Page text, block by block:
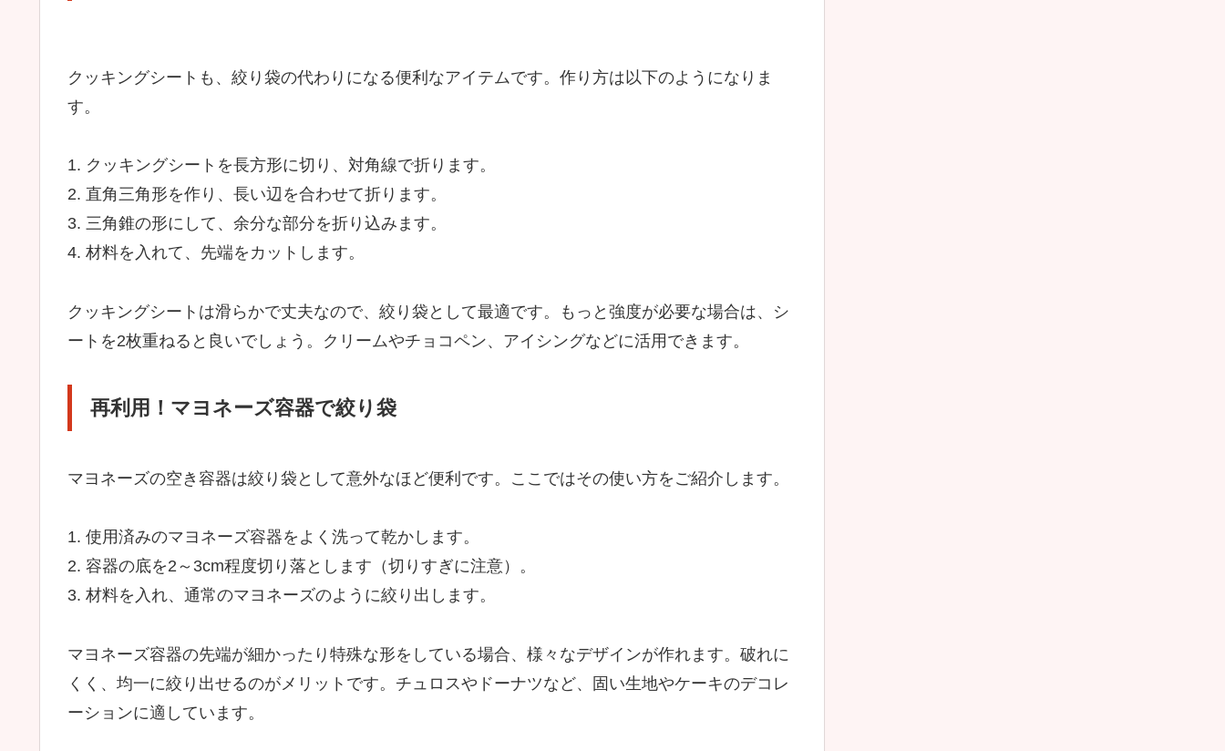
クッキングシートも、絞り袋の代わりになる便利なアイテムです。作り方は以下のようになりま
す。
1. クッキングシートを長方形に切り、対角線で折ります。
2. 直角三角形を作り、長い辺を合わせて折ります。
3. 三角錐の形にして、余分な部分を折り込みます。
4. 材料を入れて、先端をカットします。
クッキングシートは滑らかで丈夫なので、絞り袋として最適です。もっと強度が必要な場合は、シ
ートを2枚重ねると良いでしょう。クリームやチョコペン、アイシングなどに活用できます。
再利用！マヨネーズ容器で絞り袋
マヨネーズの空き容器は絞り袋として意外なほど便利です。ここではその使い方をご紹介します。
1. 使用済みのマヨネーズ容器をよく洗って乾かします。
2. 容器の底を2～3cm程度切り落とします（切りすぎに注意）。
3. 材料を入れ、通常のマヨネーズのように絞り出します。
マヨネーズ容器の先端が細かったり特殊な形をしている場合、様々なデザインが作れます。破れに
くく、均一に絞り出せるのがメリットです。チュロスやドーナツなど、固い生地やケーキのデコレ
ーションに適しています。